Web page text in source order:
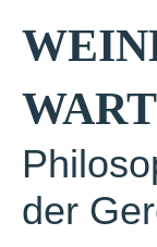
der